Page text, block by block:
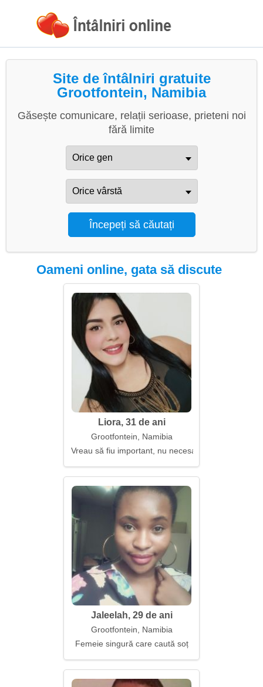
Site de întâlniri gratuite
Grootfontein, Namibia
Găsește comunicare, relații serioase, prieteni noi
fără limite
Oameni online, gata să discute
Liora, 31 de ani
Grootfontein, Namibia
Vreau să fiu important, nu necesar
Jaleelah, 29 de ani
Grootfontein, Namibia
Femeie singură care caută soț